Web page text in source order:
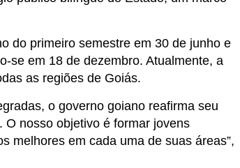
do primeiro semestre em 30 de junho e
se em 18 de dezembro. Atualmente, a
as regiões de Goiás.
o governo goiano reafirma seu
nosso objetivo é formar jovens
melhores em cada uma de suas áreas”,